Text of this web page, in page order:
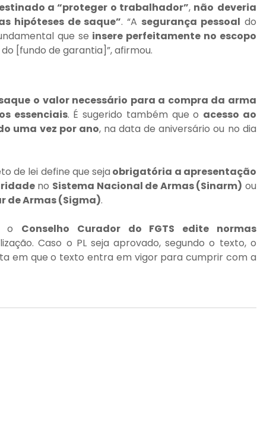
a “proteger o trabalhador”, não deveria
hipóteses de saque”. “A segurança pessoal do
que se insere perfeitamente no escopo
do [fundo de garantia]”, afirmou.
o valor necessário para a compra da arma
essenciais. É sugerido também que o acesso ao
uma vez por ano, na data de aniversário ou no dia
de lei define que seja obrigatória a apresentação
no Sistema Nacional de Armas (Sinarm) ou
de Armas (Sigma).
o Conselho Curador do FGTS edite normas
Caso o PL seja aprovado, segundo o texto, o
em que o texto entra em vigor para cumprir com a